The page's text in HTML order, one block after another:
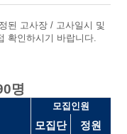
된 고사장 / 고사일시 및
확인하시기 바랍니다.
명
모집인원
모집단
정원